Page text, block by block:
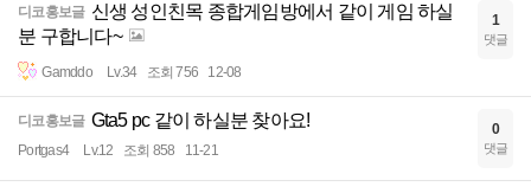
디코홍보글 신생 성인친목 종합게임방에서 같이 게임 하실
분 구합니다~
Gamddo Lv.34 조회 756 12-08
1
댓글
디코홍보글 Gta5 pc 같이 하실분 찾아요!
Portgas4 Lv.12 조회 858 11-21
0
댓글